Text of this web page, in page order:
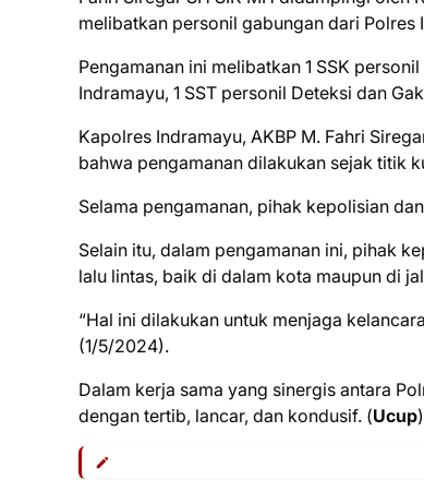
melibatkan personil gabungan dari
Pengamanan ini melibatkan 1 SSK
Indramayu, 1 SST personil Deteksi dan
Kapolres Indramayu, AKBP M. Fahri
bahwa pengamanan dilakukan sejak titik
Selama pengamanan, pihak kepolisian
Selain itu, dalam pengamanan ini, pihak
lalu lintas, baik di dalam kota maupun di
“Hal ini dilakukan untuk menjaga
(1/5/2024).
Dalam kerja sama yang sinergis antara
dengan tertib, lancar, dan kondusif. (Ucup)